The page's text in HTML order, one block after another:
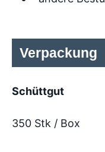
Verpackung
Schüttgut
350 Stk / Box